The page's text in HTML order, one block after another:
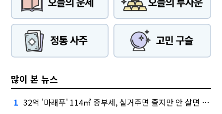
많이 본 뉴스
1 32억 '마래푸' 114㎡ 종부세, 실거주면 줄지만 안 살면 2.5배